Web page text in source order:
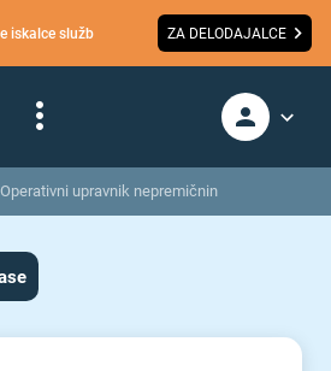
iskalce služb ZA DELODAJALCE
Operativni upravnik nepremičnin